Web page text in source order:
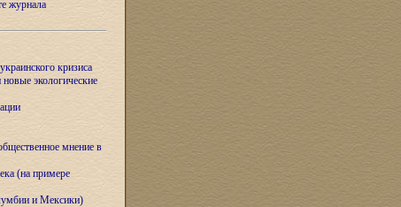
журнала
кризиса
экологические
мнение в
(на примере
и Мексики)